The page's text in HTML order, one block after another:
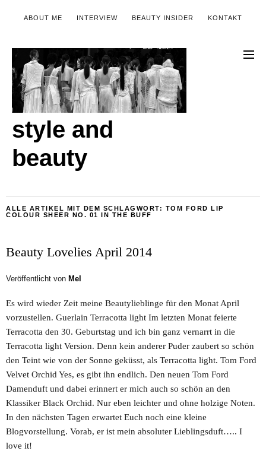
ABOUT ME INTERVIEW BEAUTY INSIDER KONTAKT
style and
beauty
ALLE ARTIKEL MIT DEM SCHLAGWORT: TOM FORD LIP
COLOUR SHEER NO. 01 IN THE BUFF
Beauty Lovelies April 2014
Veröffentlicht von Mel
Es wird wieder Zeit meine Beautylieblinge für den Monat April
vorzustellen. Guerlain Terracotta light Im letzten Monat feierte
Terracotta den 30. Geburtstag und ich bin ganz vernarrt in die
Terracotta light Version. Denn kein anderer Puder zaubert so schön
den Teint wie von der Sonne geküsst, als Terracotta light. Tom Ford
Velvet Orchid Yes, es gibt ihn endlich. Den neuen Tom Ford
Damenduft und dabei erinnert er mich auch so schön an den
Klassiker Black Orchid. Nur eben leichter und ohne holzige Noten.
In den nächsten Tagen erwartet Euch noch eine kleine
Blogvorstellung. Vorab, er ist mein absoluter Lieblingsduft….. I
love it!